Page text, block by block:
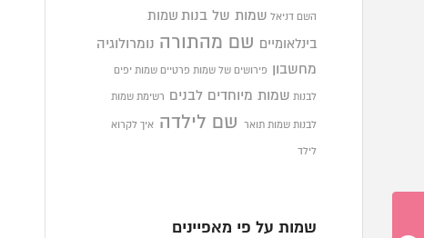
השם דניאל שמות של בנות שמות
בינלאומיים שם מהתורה נומרולוגיה
מחשבון פירושים של שמות פרטיים שמות יפים
לבנות שמות מיוחדים לבנים רשימת שמות
לבנות שמות תואר שם לילדה איך לקרוא
לילד
שמות על פי מאפיינים